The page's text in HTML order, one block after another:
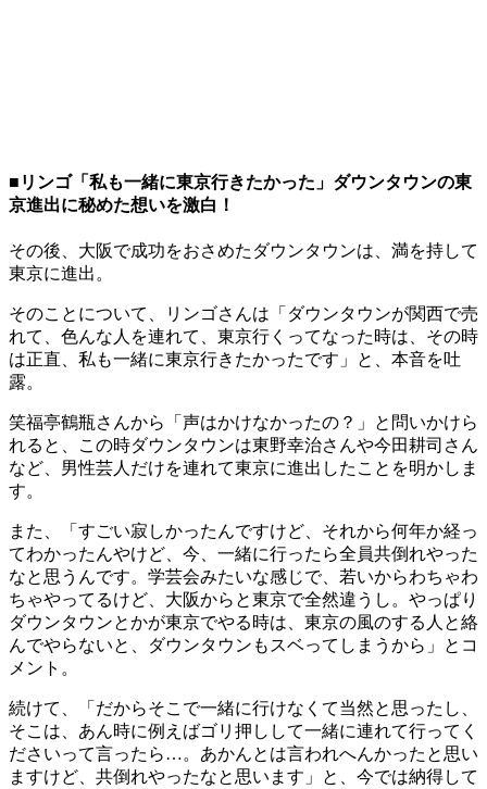
■リンゴ「私も一緒に東京行きたかった」ダウンタウンの東
京進出に秘めた想いを激白！
その後、大阪で成功をおさめたダウンタウンは、満を持して
東京に進出。
そのことについて、リンゴさんは「ダウンタウンが関西で売
れて、色んな人を連れて、東京行くってなった時は、その時
は正直、私も一緒に東京行きたかったです」と、本音を吐
露。
笑福亭鶴瓶さんから「声はかけなかったの？」と問いかけら
れると、この時ダウンタウンは東野幸治さんや今田耕司さん
など、男性芸人だけを連れて東京に進出したことを明かしま
す。
また、「すごい寂しかったんですけど、それから何年か経っ
てわかったんやけど、今、一緒に行ったら全員共倒れやった
なと思うんです。学芸会みたいな感じで、若いからわちゃわ
ちゃやってるけど、大阪からと東京で全然違うし。やっぱり
ダウンタウンとかが東京でやる時は、東京の風のする人と絡
んでやらないと、ダウンタウンもスベってしまうから」とコ
メント。
続けて、「だからそこで一緒に行けなくて当然と思ったし、
そこは、あん時に例えばゴリ押しして一緒に連れて行ってく
ださいって言ったら…。あかんとは言われへんかったと思い
ますけど、共倒れやったなと思います」と、今では納得して